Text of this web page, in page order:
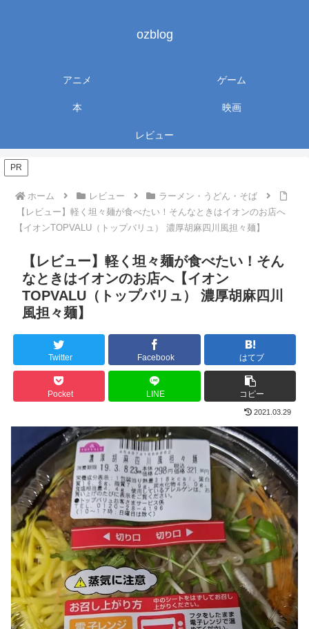
ozblog
アニメ ゲーム
本 映画
レビュー
ホーム レビュー
ラーメン・うどん・そば
【レビュー】軽く坦々麺が食べたい！そんなときはイオンのお店へ
【イオンTOPVALU（トップバリュ） 濃厚胡麻四川風担々麺】
PR
【レビュー】軽く坦々麺が食べたい！そん
なときはイオンのお店へ【イオン
TOPVALU（トップバリュ） 濃厚胡麻四川
風担々麺】
Twitter Facebook はてブ
Pocket LINE コピー
2021.03.29